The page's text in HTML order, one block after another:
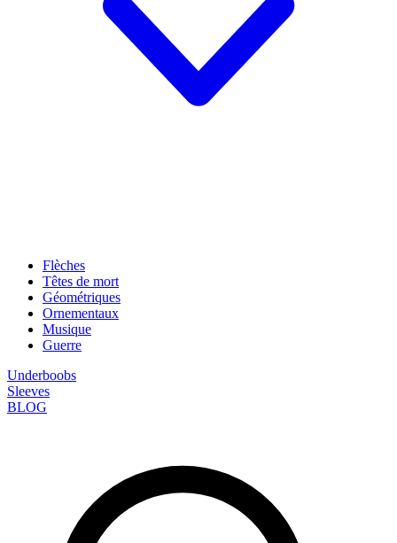
Flèches
Têtes de mort
Géométriques
Ornementaux
Musique
Guerre
Underboobs
Sleeves
BLOG